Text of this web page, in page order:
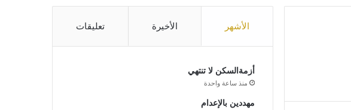
الأشهر الأخيرة تعليقات
أزمةالسكن لا تنتهي
منذ ساعة واحدة
مهددين بالإعدام